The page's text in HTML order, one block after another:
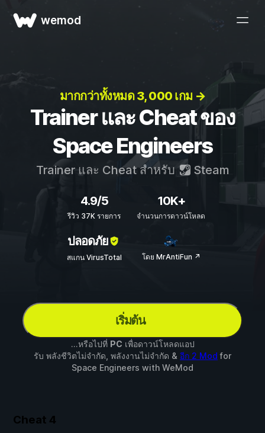
wemod
มากกว่าทั้งหมด 3, 000 เกม →
Trainer และ Cheat ของ
Space Engineers
Trainer และ Cheat สำหรับ Steam
4.9/5
รีวิว 37K รายการ
10K+
จำนวนการดาวน์โหลด
ปลอดภัย
สแกน VirusTotal โดย MrAntiFun ↗
เริ่มต้น
...หรือไปที่ PC เพื่อดาวน์โหลดแอป
รับ พลังชีวิตไม่จำกัด, พลังงานไม่จำกัด & อีก 2 Mod for
Space Engineers with WeMod
Cheat 4